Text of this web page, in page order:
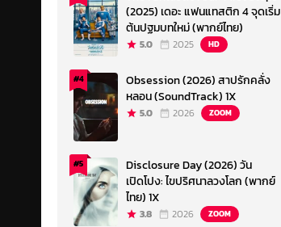
(2025) เดอะ แฟนแทสติก 4 จุดเริ่ม
ต้นปฐมบทใหม่ (พากย์ไทย)
5.0 2025 HD
#4
Obsession (2026) สาปรักคลั่ง
หลอน (SoundTrack) 1X
5.0 2026 ZOOM
#5
Disclosure Day (2026) วัน
เปิดโปง: ไขปริศนาลวงโลก (พากย์
ไทย) 1X
3.8 2026 ZOOM